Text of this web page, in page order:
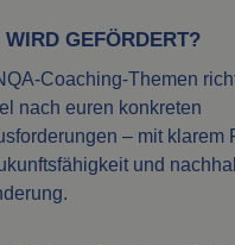
WIRD GEFÖRDERT?
Coaching-Themen
nach euren konkreten
– mit klarem
und